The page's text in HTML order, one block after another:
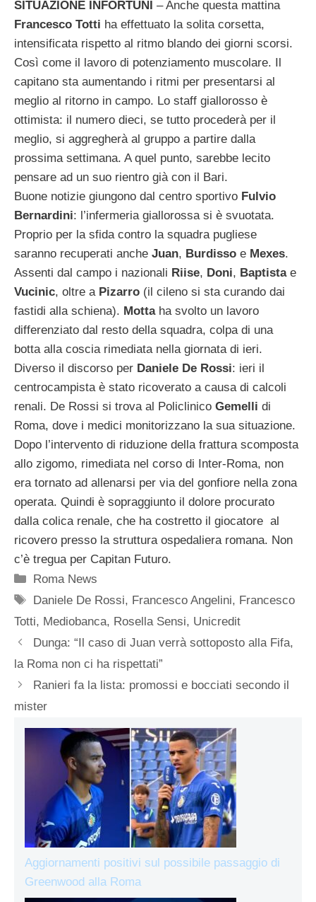
SITUAZIONE INFORTUNI
– Anche questa mattina
Francesco Totti ha effettuato la solita corsetta,
intensificata rispetto al ritmo blando dei giorni scorsi.
Così come il lavoro di potenziamento muscolare. Il
capitano sta aumentando i ritmi per presentarsi al
meglio al ritorno in campo. Lo staff giallorosso è
ottimista: il numero dieci, se tutto procederà per il
meglio, si aggregherà al gruppo a partire dalla
prossima settimana. A quel punto, sarebbe lecito
pensare ad un suo rientro già con il Bari.
Buone notizie giungono dal centro sportivo Fulvio
Bernardini: l’infermeria giallorossa si è svuotata.
Proprio per la sfida contro la squadra pugliese
saranno recuperati anche Juan, Burdisso e Mexes.
Assenti dal campo i nazionali Riise, Doni, Baptista e
Vucinic, oltre a Pizarro (il cileno si sta curando dai
fastidi alla schiena). Motta ha svolto un lavoro
differenziato dal resto della squadra, colpa di una
botta alla coscia rimediata nella giornata di ieri.
Diverso il discorso per Daniele De Rossi: ieri il
centrocampista è stato ricoverato a causa di calcoli
renali. De Rossi si trova al Policlinico Gemelli di
Roma, dove i medici monitorizzano la sua situazione.
Dopo l’intervento di riduzione della frattura scomposta
allo zigomo, rimediata nel corso di Inter-Roma, non
era tornato ad allenarsi per via del gonfiore nella zona
operata. Quindi è sopraggiunto il dolore procurato
dalla colica renale, che ha costretto il giocatore al
ricovero presso la struttura ospedaliera romana. Non
c’è tregua per Capitan Futuro.
Categorie
Roma News
Tag
Daniele De Rossi, Francesco Angelini, Francesco
Totti, Mediobanca, Rosella Sensi, Unicredit
Dunga: “Il caso di Juan verrà sottoposto alla Fifa,
la Roma non ci ha rispettati”
Ranieri fa la lista: promossi e bocciati secondo il
mister
Aggiornamenti positivi sul possibile passaggio di
Greenwood alla Roma